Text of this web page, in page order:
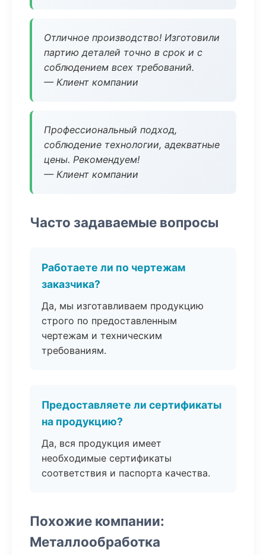
Отличное производство! Изготовили
партию деталей точно в срок и с
соблюдением всех требований.
— Клиент компании
Профессиональный подход,
соблюдение технологии, адекватные
цены. Рекомендуем!
— Клиент компании
Часто задаваемые вопросы
Работаете ли по чертежам
заказчика?
Да, мы изготавливаем продукцию
строго по предоставленным
чертежам и техническим
требованиям.
Предоставляете ли сертификаты
на продукцию?
Да, вся продукция имеет
необходимые сертификаты
соответствия и паспорта качества.
Похожие компании:
Металлообработка